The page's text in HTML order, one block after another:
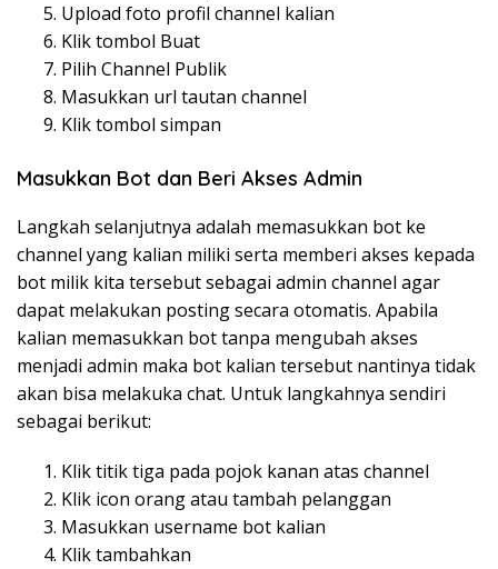
Upload foto profil channel kalian
Klik tombol Buat
Pilih Channel Publik
Masukkan url tautan channel
Klik tombol simpan
Masukkan Bot dan Beri Akses Admin
Langkah selanjutnya adalah memasukkan bot ke
channel yang kalian miliki serta memberi akses kepada
bot milik kita tersebut sebagai admin channel agar
dapat melakukan posting secara otomatis. Apabila
kalian memasukkan bot tanpa mengubah akses
menjadi admin maka bot kalian tersebut nantinya tidak
akan bisa melakuka chat. Untuk langkahnya sendiri
sebagai berikut:
Klik titik tiga pada pojok kanan atas channel
Klik icon orang atau tambah pelanggan
Masukkan username bot kalian
Klik tambahkan